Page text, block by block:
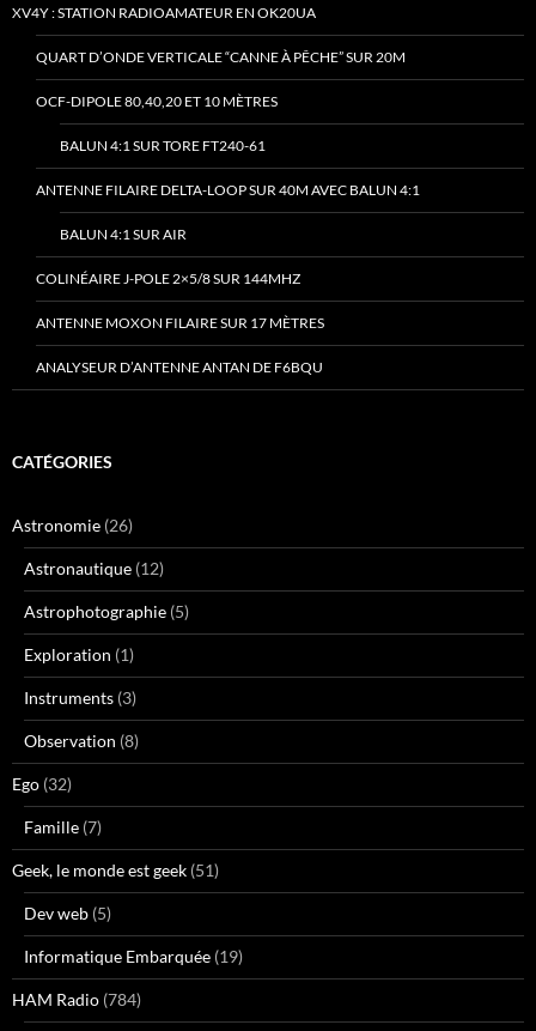
XV4Y : STATION RADIOAMATEUR EN OK20UA
QUART D’ONDE VERTICALE “CANNE À PÊCHE” SUR 20M
OCF-DIPOLE 80,40,20 ET 10 MÈTRES
BALUN 4:1 SUR TORE FT240-61
ANTENNE FILAIRE DELTA-LOOP SUR 40M AVEC BALUN 4:1
BALUN 4:1 SUR AIR
COLINÉAIRE J-POLE 2×5/8 SUR 144MHZ
ANTENNE MOXON FILAIRE SUR 17 MÈTRES
ANALYSEUR D’ANTENNE ANTAN DE F6BQU
CATÉGORIES
Astronomie (26)
Astronautique (12)
Astrophotographie (5)
Exploration (1)
Instruments (3)
Observation (8)
Ego (32)
Famille (7)
Geek, le monde est geek (51)
Dev web (5)
Informatique Embarquée (19)
HAM Radio (784)